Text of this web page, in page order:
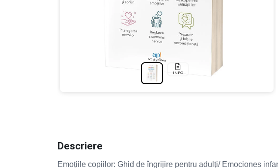
INFO
Descriere
Emoțiile copiilor: Ghid de îngrijire pentru adulți/ Emociones